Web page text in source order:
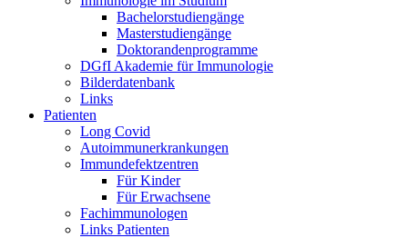
Bachelorstudiengänge
Masterstudiengänge
Doktorandenprogramme
DGfI Akademie für Immunologie
Bilderdatenbank
Links
Patienten
Long Covid
Autoimmunerkrankungen
Immundefektzentren
Für Kinder
Für Erwachsene
Fachimmunologen
Links Patienten